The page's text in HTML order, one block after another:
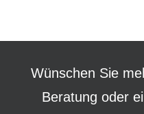
Wünschen Sie
Beratung oder